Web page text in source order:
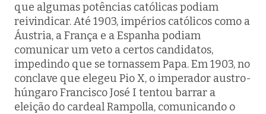
que algumas potências católicas podiam
reivindicar. Até 1903, impérios católicos como a
Áustria, a França e a Espanha podiam
comunicar um veto a certos candidatos,
impedindo que se tornassem Papa. Em 1903, no
conclave que elegeu Pio X, o imperador austro-
húngaro Francisco José I tentou barrar a
eleição do cardeal Rampolla, comunicando o